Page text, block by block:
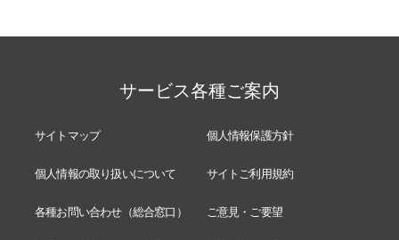
サービス各種ご案内
サイトマップ 個人情報保護方針
個人情報の取り扱いについて サイトご利用規約
各種お問い合わせ（総合窓口） ご意見・ご要望